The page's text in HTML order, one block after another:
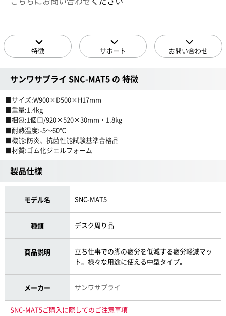
特徴 サポート お問い合わせ
サンワサプライ SNC-MAT5 の 特徴
■サイズ:W900×D500×H17mm
■重量:1.4kg
■梱包:1個口/920×520×30mm・1.8kg
■耐熱温度:-5〜60℃
■機能:防炎、抗菌性能試験基準合格品
■材質:ゴム化ジェルフォーム
製品仕様
モデル名 SNC-MAT5
種類 デスク周り品
商品説明
立ち仕事での脚の疲労を低減する疲労軽減マッ
ト。様々な用途に使える中型タイプ。
メーカー サンワサプライ
SNC-MAT5ご購入に際してのご注意事項